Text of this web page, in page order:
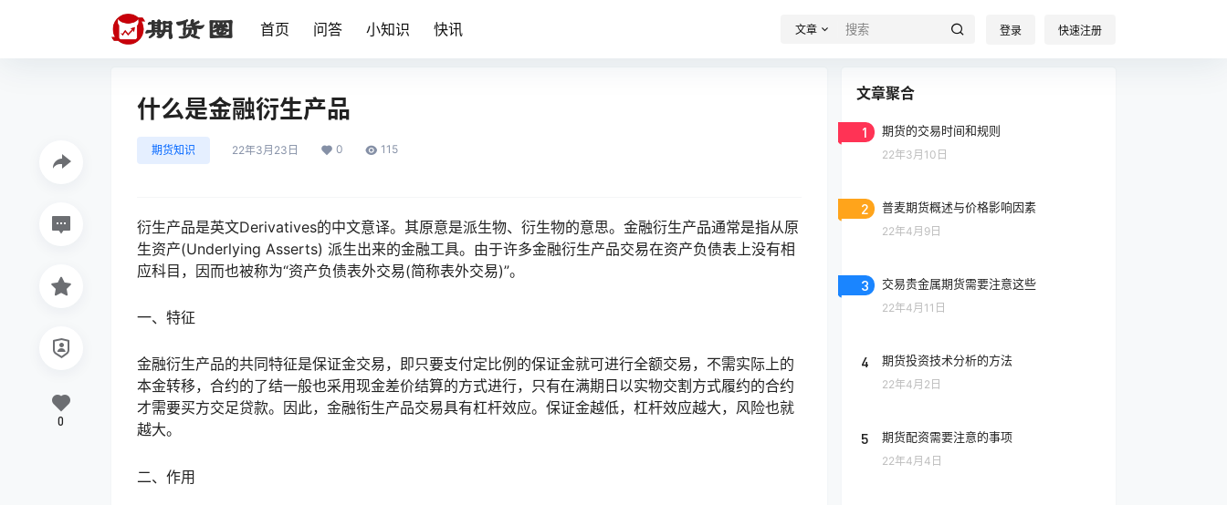
首页 问答 小知识 快讯 文章 登录 快速注册
什么是金融衍生产品
期货知识 22年3月23日 0 115
衍生产品是英文Derivatives的中文意译。其原意是派生物、衍生物的意思。金融衍生产品通常是指从原
生资产(Underlying Asserts) 派生出来的金融工具。由于许多金融衍生产品交易在资产负债表上没有相
应科目，因而也被称为“资产负债表外交易(简称表外交易)”。
一、特征
金融衍生产品的共同特征是保证金交易，即只要支付定比例的保证金就可进行全额交易，不需实际上的
本金转移，合约的了结一般也采用现金差价结算的方式进行，只有在满期日以实物交割方式履约的合约
才需要买方交足贷款。因此，金融衔生产品交易具有杠杆效应。保证金越低，杠杆效应越大，风险也就
越大。
二、作用
0
文章聚合
1 期货的交易时间和规则
22年3月10日
2 普麦期货概述与价格影响因素
22年4月9日
3 交易贵金属期货需要注意这些
22年4月11日
4 期货投资技术分析的方法
22年4月2日
5 期货配资需要注意的事项
22年4月4日